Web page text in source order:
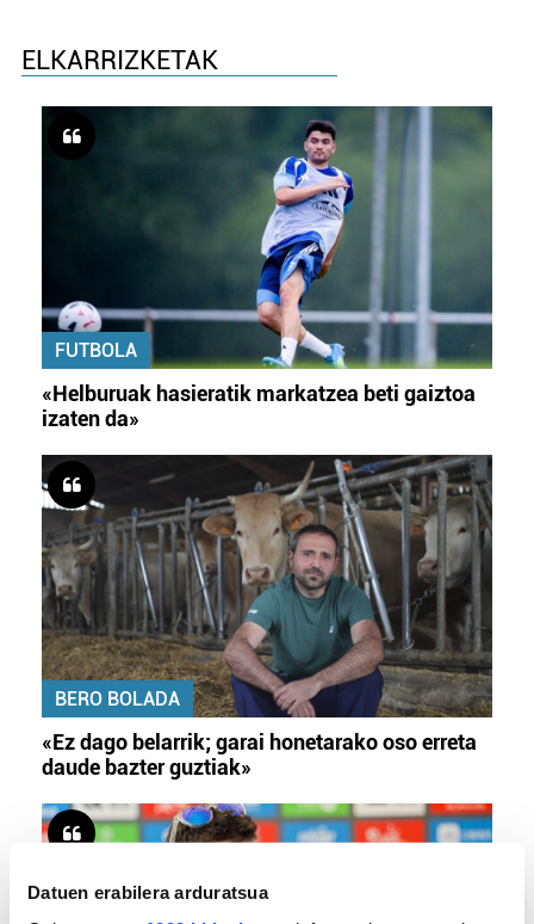
Datuen erabilera arduratsua
ELKARRIZKETAK
FUTBOLA
«Helburuak hasieratik markatzea beti gaiztoa
izaten da»
BERO BOLADA
«Ez dago belarrik; garai honetarako oso erreta
daude bazter guztiak»